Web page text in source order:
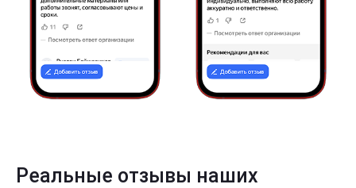
Реальные отзывы наших